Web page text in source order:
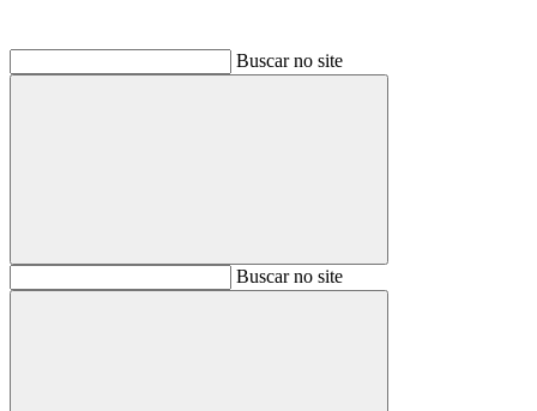
Buscar no site
BuscarBuscar no site